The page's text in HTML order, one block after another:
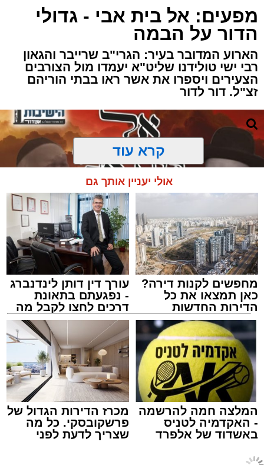
מפעים: אל בית אבי - גדולי
הדור על הבמה
הארוע המדובר בעיר: הגרי"ב שרייבר והגאון
רבי ישי טולידנו שליט"א יעמדו מול הצורבים
הצעירים ויספרו את אשר ראו בבתי הוריהם
זצ"ל. דור לדור
מעגלים
מנהל האתר / 20:31 06.08.26
תגים:הגרי"ב שרייבר מעגלים
ארוע שטרם היה כמותו: בשבוע הבא ביום ג'
קרא עוד
אולי יעניין אותך גם
מחפשים לקנות דירה?
כאן תמצאו את כל
הדירות החדשות
למכירה באשדוד >>>
עורך דין דותן לינדנברג
- נפגעתם בתאונת
דרכים לחצו לקבל מה
שמגיע לכם
המלצה חמה להרשמה
- האקדמיה לטניס
באשדוד של אלפרד
מכרז הדירות הגדול של
פרשקובסקי. כל מה
שצריך לדעת לפני
חדשות אשדוד